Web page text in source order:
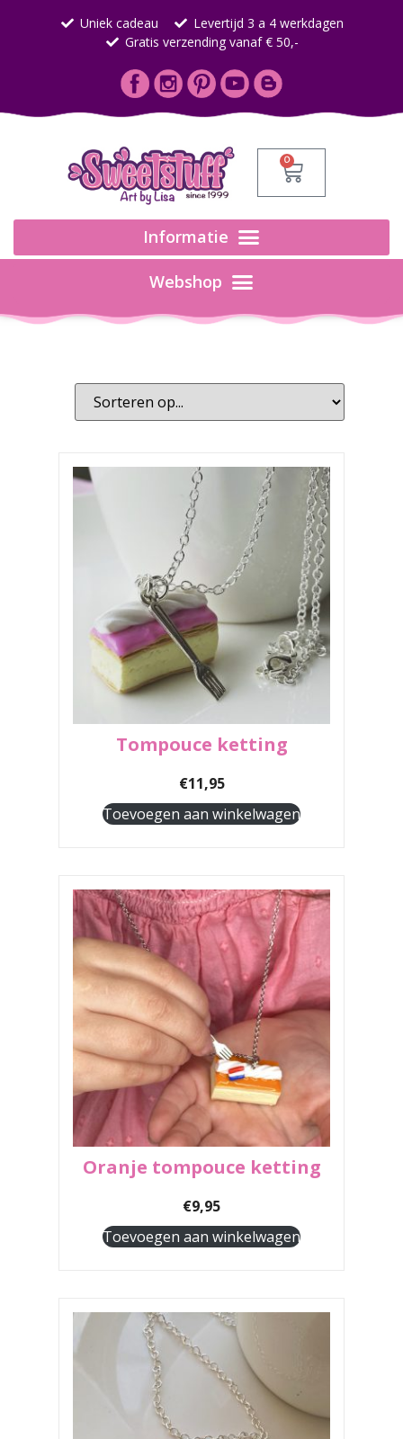
Uniek cadeau
Levertijd 3 a 4 werkdagen
Gratis verzending vanaf € 50,-
0
Tompouce ketting
€11,95
Toevoegen aan winkelwagen
Oranje tompouce ketting
€9,95
Toevoegen aan winkelwagen